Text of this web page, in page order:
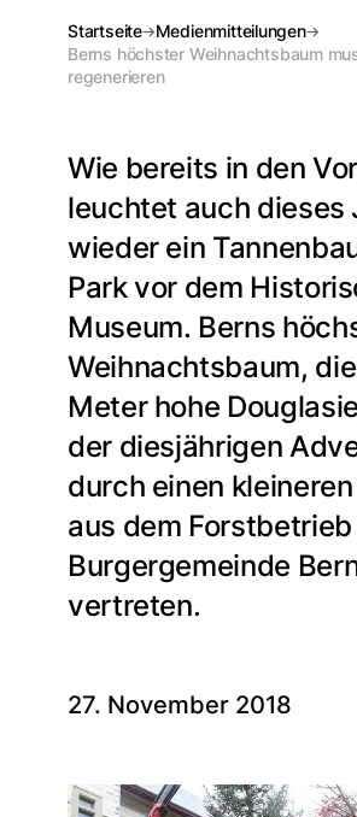
Startseite
Medienmitteilungen
Berns höchster Weihnachtsbaum
regenerieren
Wie bereits in den
leuchtet auch dieses
wieder ein
Park vor dem
Museum. Berns
Weihnachtsbaum,
Meter hohe
der diesjährigen
durch einen
aus dem
Burgergemeinde
vertreten.
27. November 2018